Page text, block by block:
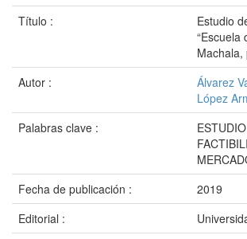
Título :
Estudio
“Escuela
Machala,
Autor :
Álvarez
López
Palabras clave :
Fecha de publicación :
2019
Editorial :